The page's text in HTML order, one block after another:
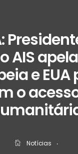
AIS
e EUA
o
Notícias ‧